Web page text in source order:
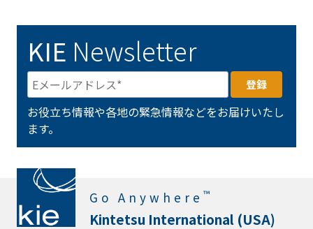
KIE Newsletter
お役立ち情報や各地の緊急情報などをお届けいたし
ます。
Go Anywhere ™
Kintetsu International (USA)